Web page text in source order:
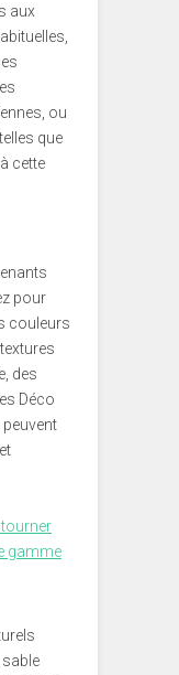
aux
ou
que
cette
pour
couleurs
des
Déco
gamme